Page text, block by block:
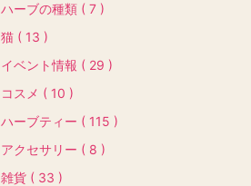
ハーブの種類 ( 7 )
猫 ( 13 )
イベント情報 ( 29 )
コスメ ( 10 )
ハーブティー ( 115 )
アクセサリー ( 8 )
雑貨 ( 33 )